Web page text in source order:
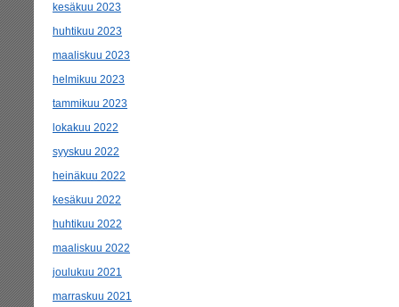
kesäkuu 2023
huhtikuu 2023
maaliskuu 2023
helmikuu 2023
tammikuu 2023
lokakuu 2022
syyskuu 2022
heinäkuu 2022
kesäkuu 2022
huhtikuu 2022
maaliskuu 2022
joulukuu 2021
marraskuu 2021